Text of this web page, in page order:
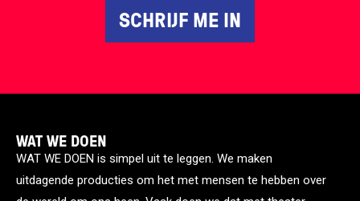
SCHRIJF ME IN
WAT WE DOEN
WAT WE DOEN is simpel uit te leggen. We maken
uitdagende producties om het met mensen te hebben over